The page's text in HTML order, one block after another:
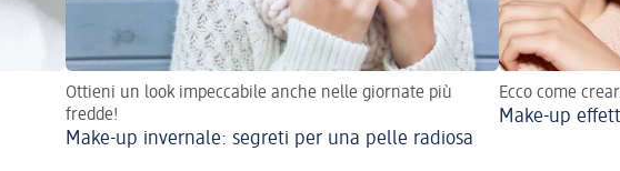
Ottieni un look impeccabile anche nelle giornate più
fredde!
Make-up invernale: segreti per una pelle radiosa
Ecco come
Make-up